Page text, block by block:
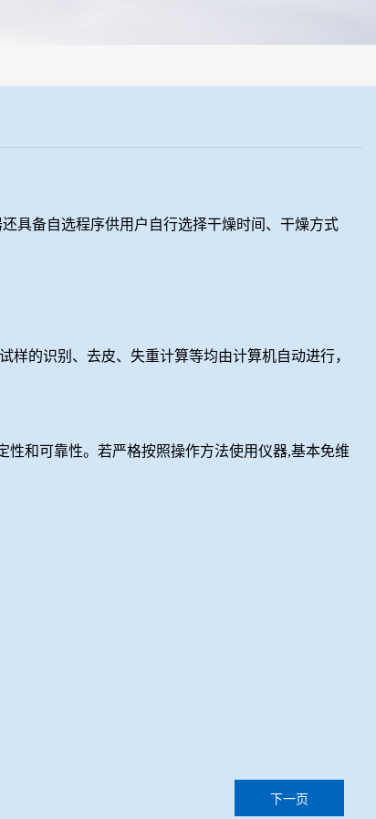
统，全部制样过程机械化操作，没有人为误差，焦球形状与人工
具备自选程序供用户自行选择干燥时间、干燥方式
的识别、去皮、失重计算等均由计算机自动进行，
和可靠性。若严格按照操作方法使用仪器,基本免维
下一页